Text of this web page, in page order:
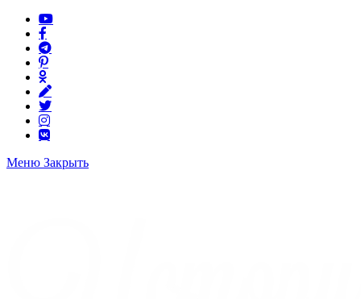
Меню Закрыть